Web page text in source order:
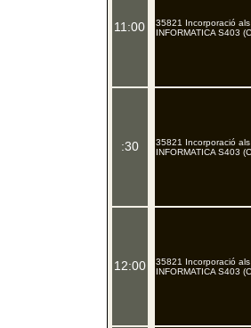
11:00
:30
12:00
35821 Incorporació
INFORMATICA S403
35821 Incorporació
INFORMATICA S403
35821 Incorporació
INFORMATICA S403